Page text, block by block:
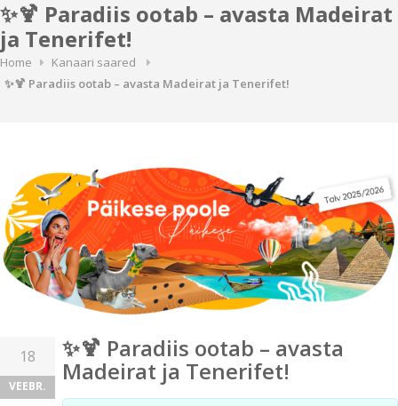
✨🍹 Paradiis ootab – avasta Madeirat
ja Tenerifet!
Home
Kanaari saared
✨🍹 Paradiis ootab – avasta Madeirat ja Tenerifet!
18
VEEBR.
✨🍹 Paradiis ootab – avasta
Madeirat ja Tenerifet!